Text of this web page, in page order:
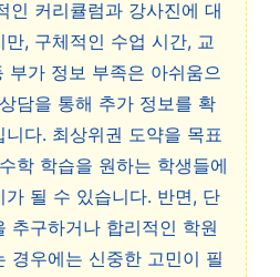
인 커리큘럼과 강사진에 대
, 구체적인 수업 시간, 교
부가 정보 부족은 아쉬움으
담을 통해 추가 정보를 확
다. 최상위권 도약을 목표
학 학습을 원하는 학생들에
될 수 있습니다. 반면, 단
추구하거나 합리적인 학원
경우에는 신중한 고민이 필